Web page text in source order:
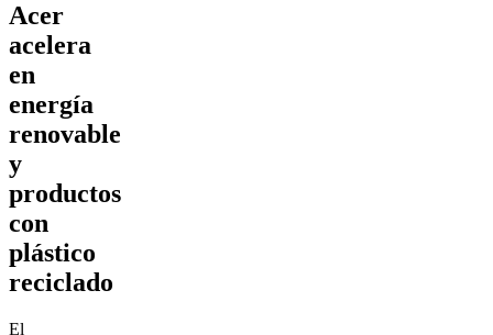
Acer
acelera
en
energía
renovable
y
productos
con
plástico
reciclado
El